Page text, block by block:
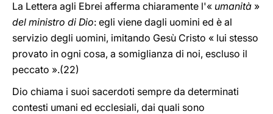
La Lettera agli Ebrei afferma chiaramente l'« umanità »
del ministro di Dio: egli viene dagli uomini ed è al
servizio degli uomini, imitando Gesù Cristo « lui stesso
provato in ogni cosa, a somiglianza di noi, escluso il
peccato ».(22)
Dio chiama i suoi sacerdoti sempre da determinati
contesti umani ed ecclesiali, dai quali sono